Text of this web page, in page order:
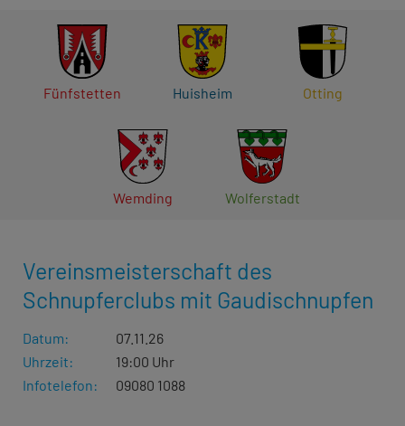
Fünfstetten Huisheim Otting
Wemding Wolferstadt
Vereinsmeisterschaft des
Schnupferclubs mit Gaudischnupfen
Datum:
07.11.26
Uhrzeit:
19:00 Uhr
Infotelefon:
09080 1088